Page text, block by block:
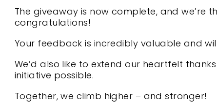
The giveaway is now complete, and we’re
congratulations!
Your feedback is incredibly valuable and
We’d also like to extend our heartfelt
initiative possible.
Together, we climb higher – and stronger!